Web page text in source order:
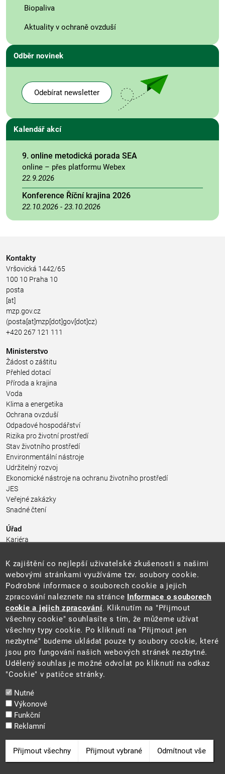
Biopaliva
Aktuality v ochraně ovzduší
Odběr novinek
Odebírat newsletter
Kalendář akcí
9. online metodická porada SEA
online – přes platformu Webex
22.9.2026
Konference Říční krajina 2026
22.10.2026 - 23.10.2026
Kontakty
Vršovická 1442/65
100 10 Praha 10
posta
[at]
mzp.gov.cz
(posta[at]mzp[dot]gov[dot]cz)
+420 267 121 111
Ministerstvo
Žádost o záštitu
Přehled dotací
Příroda a krajina
Voda
Klima a energetika
Ochrana ovzduší
Odpadové hospodářství
Rizika pro životní prostředí
Stav životního prostředí
Environmentální nástroje
Udržitelný rozvoj
Ekonomické nástroje na ochranu životního prostředí
JES
Veřejné zakázky
Snadné čtení
Úřad
Kariéra
Pro média a veřejnost
Povinně zveřejňované informace
Kontakty
Přistupnost budovy úřadu MŽP
(PDF, 204 kB)
Web
Aktuality
Ochrana osobních údajů
Prohlášení o přístupnosti
Zásady používání cookies
Mapa webu
Cookie
K zajištění co nejlepší uživatelské zkušenosti s našimi
webovými stránkami využíváme tzv. soubory cookie.
Podrobné informace o souborech cookie a jejich
zpracování naleznete na stránce Informace o souborech
cookie a jejich zpracování. Kliknutím na "Přijmout
všechny cookie" souhlasíte s tím, že můžeme užívat
všechny typy cookie. Po kliknutí na "Přijmout jen
nezbytné" budeme ukládat pouze ty soubory cookie, které
jsou pro fungování našich webových stránek nezbytné.
Udělený souhlas je možné odvolat po kliknutí na odkaz
"Cookie" v patičce stránky.
Nutné
Výkonové
Funkční
Reklamní
Přijmout všechny Přijmout vybrané Odmítnout vše